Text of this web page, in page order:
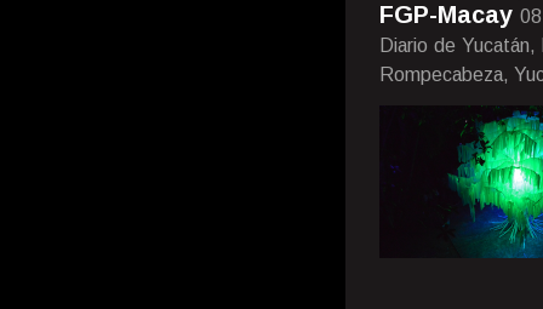
FGP-Macay
Diario de
Rompecabeza,